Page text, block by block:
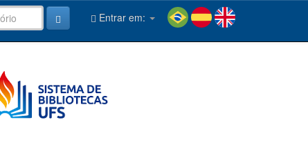
Entrar em: